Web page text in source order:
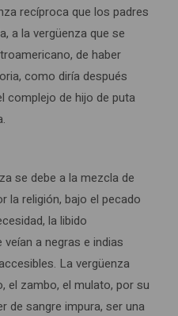
recíproca que los padres
a la vergüenza que se
de haber
como diría después
complejo de hijo de puta
se debe a la mezcla de
la religión, bajo el pecado
la libido
a negras e indias
La vergüenza
el zambo, el mulato, por su
de sangre impura, ser una